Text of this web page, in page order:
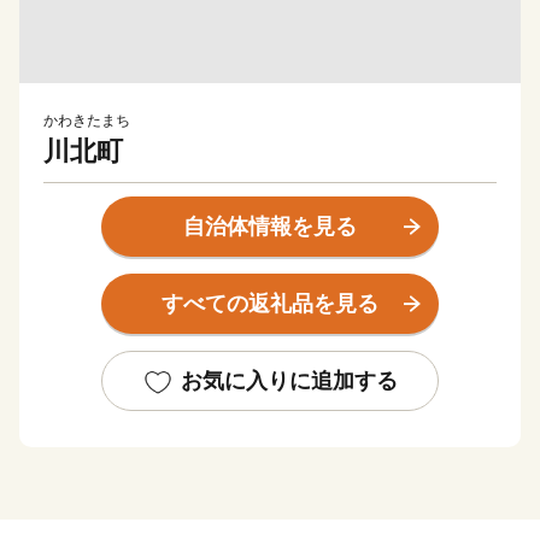
かわきたまち
川北町
自治体情報を見る
すべての返礼品を見る
お気に入りに追加する